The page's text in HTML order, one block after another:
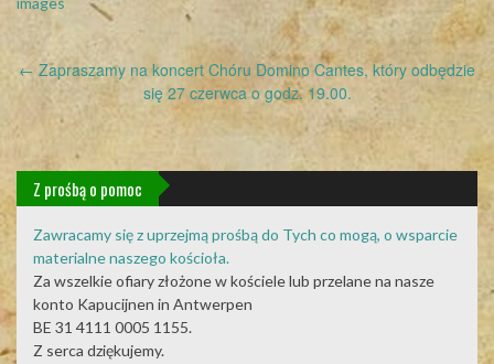
Post
navigation
← Zapraszamy na koncert Chóru Domino Cantes, który odbędzie
się 27 czerwca o godz. 19.00.
Z prośbą o pomoc
Zawracamy się z uprzejmą prośbą do Tych co mogą, o wsparcie
materialne naszego kościoła.
Za wszelkie ofiary złożone w kościele lub przelane na nasze
konto Kapucijnen in Antwerpen
BE 31 4111 0005 1155.
Z serca dziękujemy.